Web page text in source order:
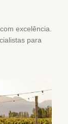
excelência.
para